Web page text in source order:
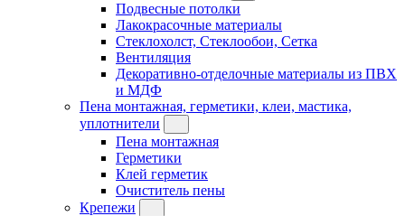
Подвесные потолки
Лакокрасочные материалы
Стеклохолст, Стеклообои, Сетка
Вентиляция
Декоративно-отделочные материалы из ПВХ
и МДФ
Пена монтажная, герметики, клеи, мастика,
уплотнители
Пена монтажная
Герметики
Клей герметик
Очиститель пены
Крепежи